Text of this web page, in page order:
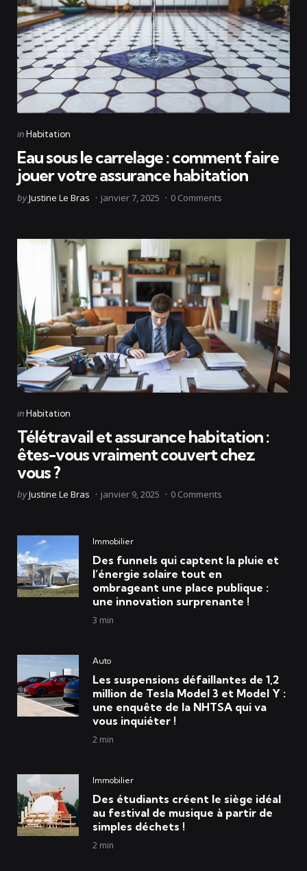
Categories
Posted
inHabitation
Eau sous le carrelage : comment faire
jouer votre assurance habitation
Posted
byJustine Le Bras janvier 7, 2025 0 Comments
Categories
Posted
inHabitation
Télétravail et assurance habitation :
êtes-vous vraiment couvert chez
vous ?
Posted
byJustine Le Bras janvier 9, 2025 0 Comments
Immobilier
Des funnels qui captent la pluie et
l’énergie solaire tout en
ombrageant une place publique :
une innovation surprenante !
3 min
Auto
Les suspensions défaillantes de 1,2
million de Tesla Model 3 et Model Y :
une enquête de la NHTSA qui va
vous inquiéter !
2 min
Immobilier
Des étudiants créent le siège idéal
au festival de musique à partir de
simples déchets !
2 min